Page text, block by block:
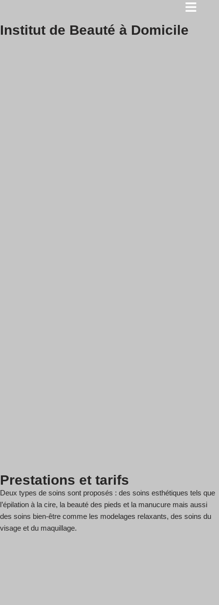
Skip
Institut de Beauté à Domicile
Prestations et tarifs
Deux types de soins sont proposés : des soins esthétiques tels que
l’épilation à la cire, la beauté des pieds et la manucure mais aussi
des soins bien-être comme les modelages relaxants, des soins du
visage et du maquillage.